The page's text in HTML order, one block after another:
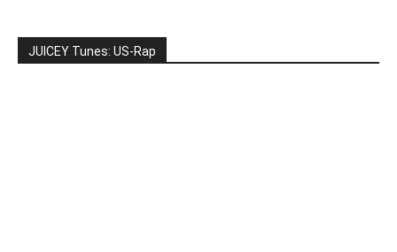
JUICEY Tunes: US-Rap